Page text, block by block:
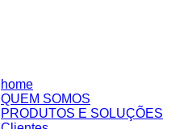
home
QUEM SOMOS
PRODUTOS E SOLUÇÕES